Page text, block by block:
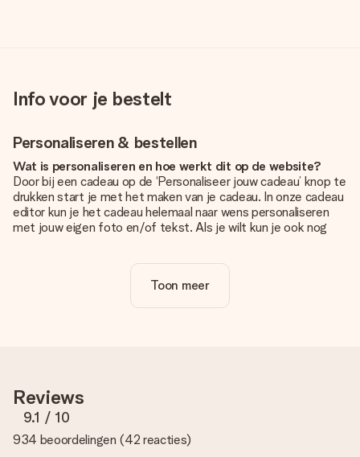
Info voor je bestelt
Personaliseren & bestellen
Wat is personaliseren en hoe werkt dit op de website?
Door bij een cadeau op de ‘Personaliseer jouw cadeau’ knop te
drukken start je met het maken van je cadeau. In onze cadeau
editor kun je het cadeau helemaal naar wens personaliseren
met jouw eigen foto en/of tekst. Als je wilt kun je ook nog
Is personalisatie in de prijs inbegrepen?
De prijs die op de website wordt getoond is inclusief de
te gebruiken. Als je niet zeker bent over de kwaliteit van je
foto, neem dan contact op met onze klantenservice en stuur
je foto mee met het cadeau dat je wilt bestellen. Zij kunnen
de kwaliteit dan voor je controleren!
Toon meer
Reviews
9.1 / 10
934 beoordelingen (42 reacties)